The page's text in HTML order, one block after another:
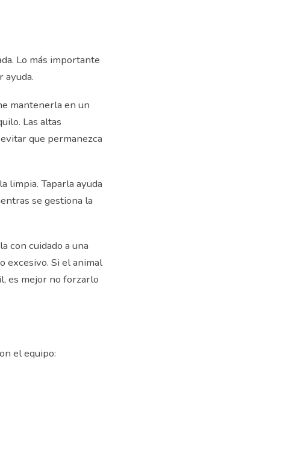
Lo más importante
ayuda.
mantenerla en un
Las altas
que permanezca
limpia. Taparla ayuda
se gestiona la
con cuidado a una
excesivo. Si el animal
es mejor no forzarlo
el equipo: